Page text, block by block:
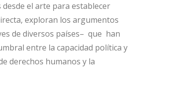
el arte para establecer
exploran los argumentos
de diversos países– que han
entre la capacidad política y
derechos humanos y la